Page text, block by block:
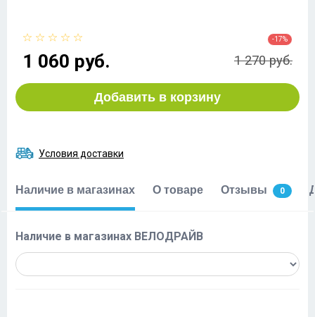
1 060 руб.
-17%
1 270 руб.
Добавить в корзину
Условия доставки
Наличие в магазинах О товаре Отзывы 0
Наличие в магазинах ВЕЛОДРАЙВ